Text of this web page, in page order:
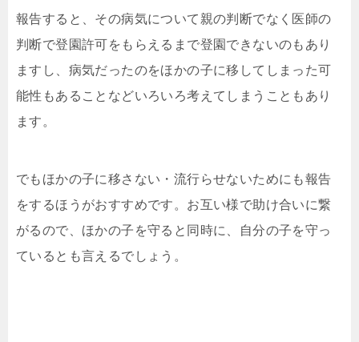
報告すると、その病気について親の判断でなく医師の
判断で登園許可をもらえるまで登園できないのもあり
ますし、病気だったのをほかの子に移してしまった可
能性もあることなどいろいろ考えてしまうこともあり
ます。
でもほかの子に移さない・流行らせないためにも報告
をするほうがおすすめです。お互い様で助け合いに繋
がるので、ほかの子を守ると同時に、自分の子を守っ
ているとも言えるでしょう。